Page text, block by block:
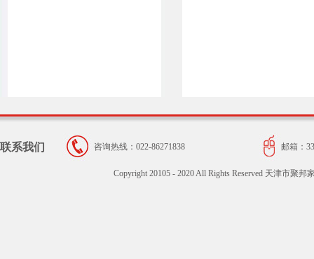
联系我们 咨询热线：022-86271838 邮箱：
Copyright 20105 - 2020 All Rights Reserved 天津市聚